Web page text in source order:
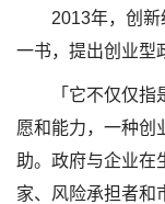
2013年，创新
一书，提出创业型
「它不仅仅
愿和能力，一种创
助。政府与企业在
家、风险承担者和